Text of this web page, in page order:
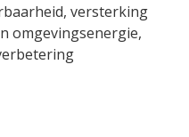
versterking
omgevingsenergie,